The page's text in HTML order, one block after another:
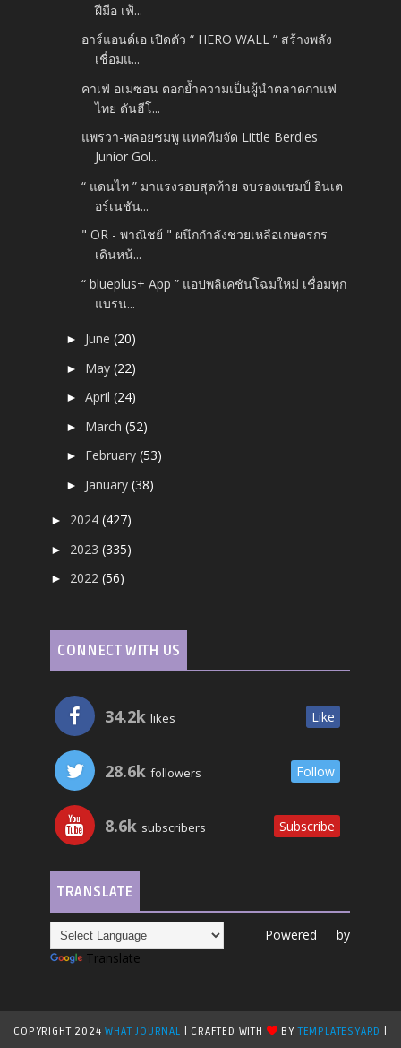
ฝีมือ เฟ้...
อาร์แอนด์เอ เปิดตัว “ HERO WALL ” สร้างพลัง
เชื่อมแ...
คาเฟ่ อเมซอน ตอกย้ำความเป็นผู้นำตลาดกาแฟ
ไทย ดันฮีโ...
แพรวา-พลอยชมพู แทคทีมจัด Little Berdies
Junior Gol...
“ แดนไท ” มาแรงรอบสุดท้าย จบรองแชมป์ อินเต
อร์เนชัน...
" OR - พาณิชย์ " ผนึกกำลังช่วยเหลือเกษตรกร
เดินหน้...
“ blueplus+ App ” แอปพลิเคชันโฉมใหม่ เชื่อมทุก
แบรน...
► June(20)
► May(22)
►April(24)
► March(52)
► February(53)
► January(38)
► 2024(427)
► 2023(335)
► 2022(56)
CONNECT WITH US
34.2k likes Like
28.6k followers Follow
8.6k subscribers Subscribe
TRANSLATE
Powered by
Translate
COPYRIGHT 2024WHAT JOURNAL | CRAFTED WITH BYTEMPLATESYARD